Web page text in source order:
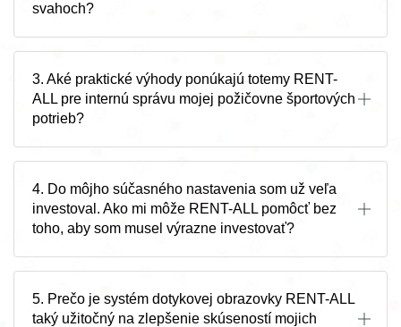
svahoch?
3. Aké praktické výhody ponúkajú totemy RENT-
ALL pre internú správu mojej požičovne športových
potrieb?
4. Do môjho súčasného nastavenia som už veľa
investoval. Ako mi môže RENT-ALL pomôcť bez
toho, aby som musel výrazne investovať?
5. Prečo je systém dotykovej obrazovky RENT-ALL
taký užitočný na zlepšenie skúseností mojich